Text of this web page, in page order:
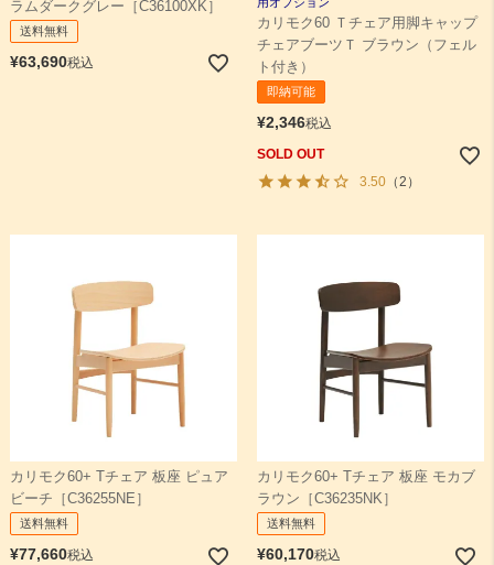
ラムダークグレー［C36100XK］
送料無料
¥63,690税込
カリモク60 Ｔチェア用脚キャップ
チェアブーツＴ ブラウン（フェル
ト付き）
即納可能
¥2,346税込
SOLD OUT
3.50（2）
カリモク60+ Tチェア 板座 ピュア
ビーチ［C36255NE］
送料無料
¥77,660税込
カリモク60+ Tチェア 板座 モカブ
ラウン［C36235NK］
送料無料
¥60,170税込